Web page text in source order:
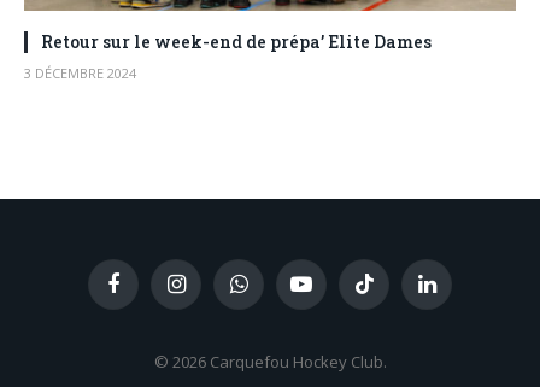
Retour sur le week-end de prépa’ Elite Dames
3 DÉCEMBRE 2024
FacebookInstagramWhatsAppYouTubeTikTok LinkedIn
© 2026 Carquefou Hockey Club.